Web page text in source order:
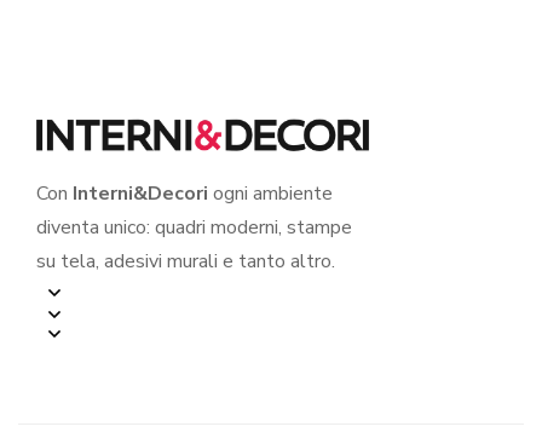
Con Interni&Decori ogni ambiente
diventa unico: quadri moderni, stampe
su tela, adesivi murali e tanto altro.